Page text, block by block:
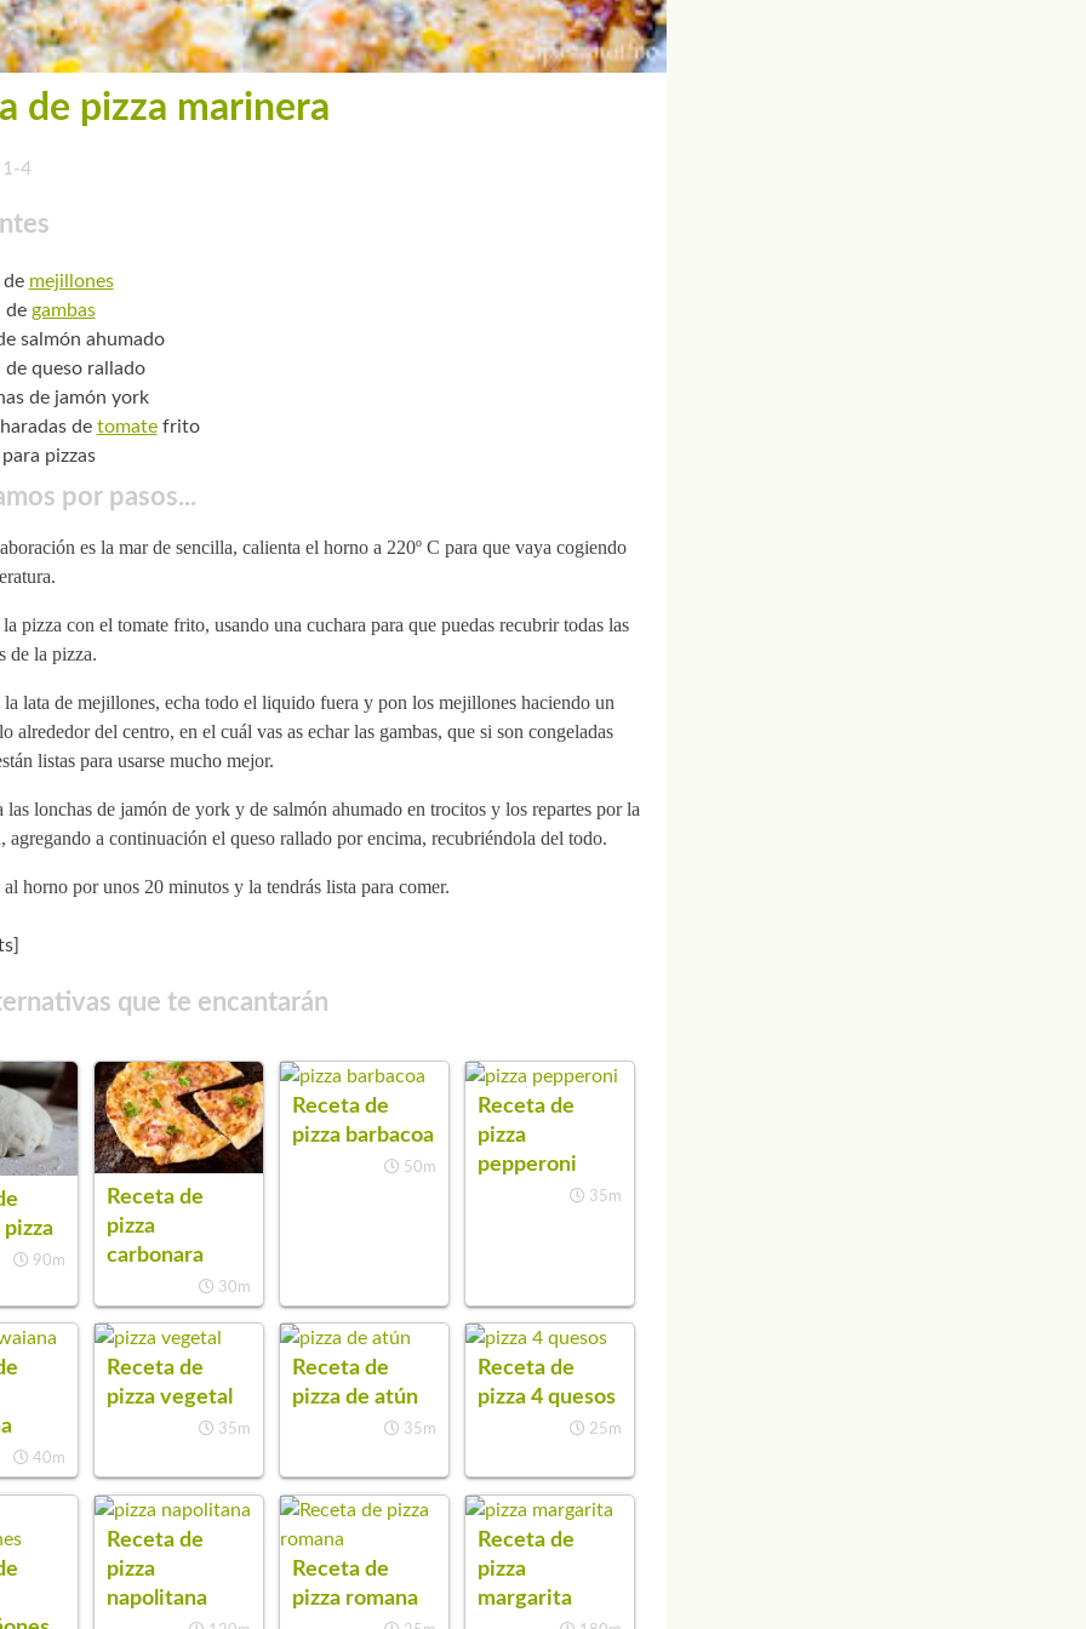
de pizza marinera
4
de mejillones
de gambas
salmón ahumado
de queso rallado
de jamón york
de tomatefrito
pizzas
por pasos...
es la mar de sencilla, calienta el horno a 220º C para que vaya cogiendo
pizza con el tomate frito, usando una cuchara para que puedas recubrir todas las
de la pizza.
lata de mejillones, echa todo el liquido fuera y pon los mejillones haciendo un
alrededor del centro, en el cuál vas as echar las gambas, que si son congeladas
listas para usarse mucho mejor.
las lonchas de jamón de york y de salmón ahumado en trocitos y los repartes por la
agregando a continuación el queso rallado por encima, recubriéndola del todo.
horno por unos 20 minutos y la tendrás lista para comer.
que te encantarán
pizza
90m
Receta de
pizza
carbonara
30m
Receta de
pizza barbacoa
50m
Receta de
pizza
pepperoni
35m
40m
Receta de
pizza vegetal
35m
Receta de
pizza de atún
35m
Receta de
pizza 4 quesos
25m
Receta de
pizza
napolitana
Receta de
pizza romana
Receta de
pizza
margarita